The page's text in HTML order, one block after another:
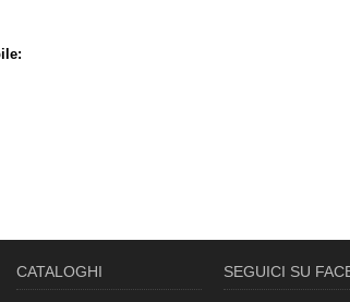
CATALOGHI SEGUICI SU